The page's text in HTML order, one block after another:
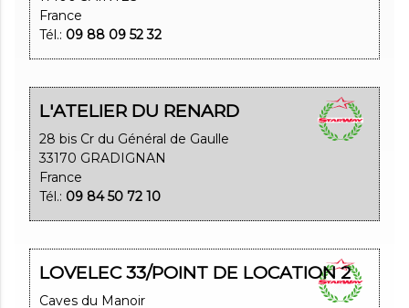
France
Tél.: 09 88 09 52 32
L'ATELIER DU RENARD
28 bis Cr du Général de Gaulle
33170 GRADIGNAN
France
Tél.: 09 84 50 72 10
LOVELEC 33/POINT DE LOCATION 2
Caves du Manoir